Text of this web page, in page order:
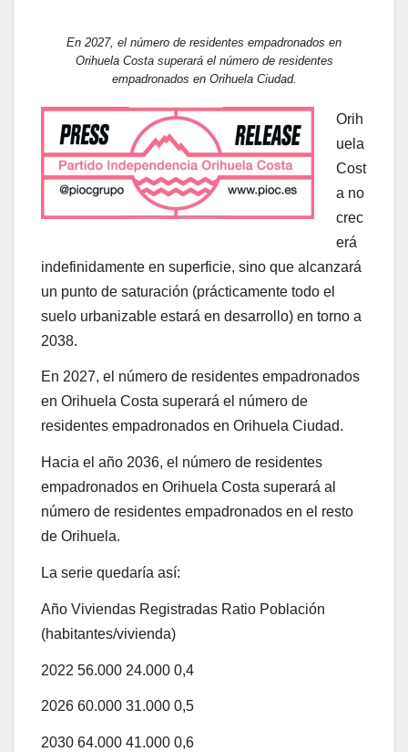
En 2027, el número de residentes empadronados en
Orihuela Costa superará el número de residentes
empadronados en Orihuela Ciudad.
Orih
uela
Cost
a no
crec
erá
indefinidamente en superficie, sino que alcanzará
un punto de saturación (prácticamente todo el
suelo urbanizable estará en desarrollo) en torno a
2038.
En 2027, el número de residentes empadronados
en Orihuela Costa superará el número de
residentes empadronados en Orihuela Ciudad.
Hacia el año 2036, el número de residentes
empadronados en Orihuela Costa superará al
número de residentes empadronados en el resto
de Orihuela.
La serie quedaría así:
Año Viviendas Registradas Ratio Población
(habitantes/vivienda)
2022 56.000 24.000 0,4
2026 60.000 31.000 0,5
2030 64.000 41.000 0,6